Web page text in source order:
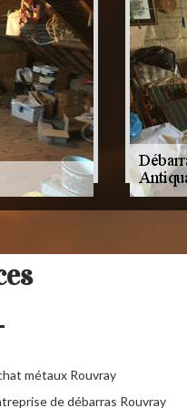
métaux Rouvray
de débarras Rouvray